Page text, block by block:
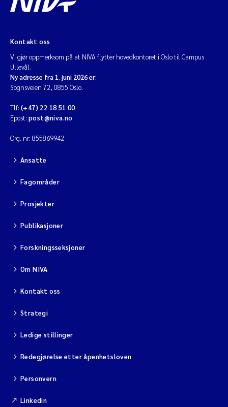
Kontakt oss
Vi gjør oppmerksom på at NIVA flytter hovedkontoret i Oslo til Campus
Ullevål.
Ny adresse fra 1. juni 2026 er:
Sognsveien 72, 0855 Oslo.
Tlf: (+47) 22 18 51 00
Epost: post@niva.no
Org. nr: 855869942
Ansatte
Fagområder
Prosjekter
Publikasjoner
Forskningsseksjoner
Om NIVA
Kontakt oss
Strategi
Ledige stillinger
Redegjørelse etter åpenhetsloven
Personvern
Linkedin